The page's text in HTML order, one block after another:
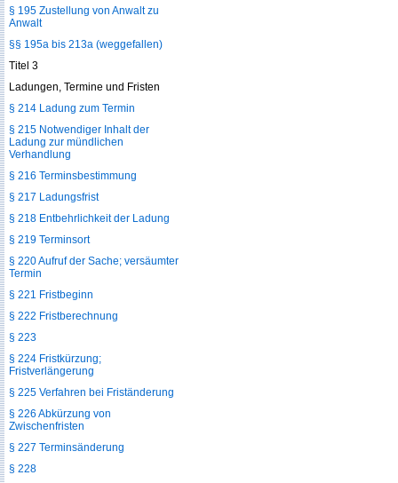
§ 195 Zustellung von Anwalt zu
Anwalt
§§ 195a bis 213a (weggefallen)
Titel 3
Ladungen, Termine und Fristen
§ 214 Ladung zum Termin
§ 215 Notwendiger Inhalt der
Ladung zur mündlichen
Verhandlung
§ 216 Terminsbestimmung
§ 217 Ladungsfrist
§ 218 Entbehrlichkeit der Ladung
§ 219 Terminsort
§ 220 Aufruf der Sache; versäumter
Termin
§ 221 Fristbeginn
§ 222 Fristberechnung
§ 223
§ 224 Fristkürzung;
Fristverlängerung
§ 225 Verfahren bei Friständerung
§ 226 Abkürzung von
Zwischenfristen
§ 227 Terminsänderung
§ 228